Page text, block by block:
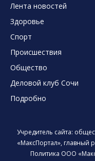
Лента новостей
Здоровье
Спорт
Происшествия
Общество
Деловой клуб Сочи
Подробно
Учредитель сайта:
«МаксПортал»,
Политика ООО